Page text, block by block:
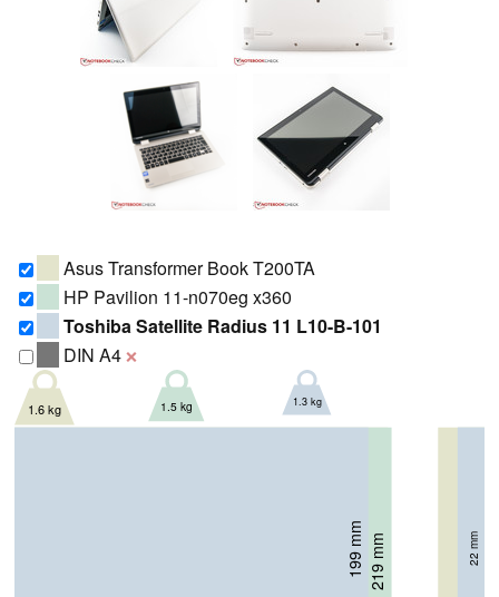
Asus Transformer Book T200TA
HP Pavilion 11-n070eg x360
Toshiba Satellite Radius 11 L10-B-101
DIN A4 ❌
200 mm 37.95 mm
1.6 kg
219 mm 21.9 mm
1.5 kg
199 mm 22 mm
1.3 kg